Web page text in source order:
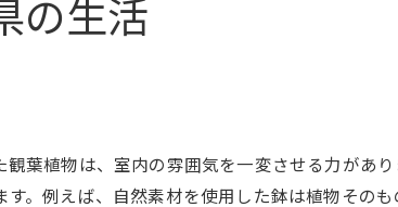
の提案
案
の生活
葉植物は、室内の雰囲気を一変させる力があり
。例えば、自然素材を使用した鉢は植物そのも